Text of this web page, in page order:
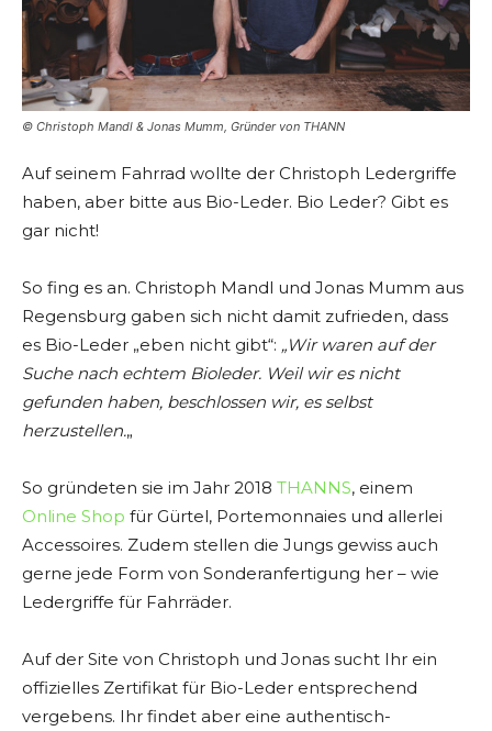
© Christoph Mandl & Jonas Mumm, Gründer von THANN
Auf seinem Fahrrad wollte der Christoph Ledergriffe
haben, aber bitte aus Bio-Leder. Bio Leder? Gibt es
gar nicht!
So fing es an. Christoph Mandl und Jonas Mumm aus
Regensburg gaben sich nicht damit zufrieden, dass
es Bio-Leder „eben nicht gibt“: „Wir waren auf der
Suche nach echtem Bioleder. Weil wir es nicht
gefunden haben, beschlossen wir, es selbst
herzustellen.„
So gründeten sie im Jahr 2018 THANNS, einem
Online Shop für Gürtel, Portemonnaies und allerlei
Accessoires. Zudem stellen die Jungs gewiss auch
gerne jede Form von Sonderanfertigung her – wie
Ledergriffe für Fahrräder.
Auf der Site von Christoph und Jonas sucht Ihr ein
offizielles Zertifikat für Bio-Leder entsprechend
vergebens. Ihr findet aber eine authentisch-